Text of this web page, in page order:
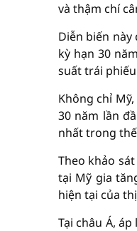
và thậm chí
Diễn biến
kỳ hạn 30
suất trái
Không chỉ
30 năm lần
nhất trong
Theo khảo
tại Mỹ gia
hiện tại của
Tại châu Á,